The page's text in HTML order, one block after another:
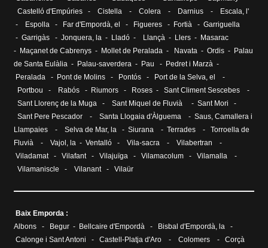
Castelló d'Empúries - Cistella - Colera - Darnius - Escala, l '
-
Espolla - Far d'Empordà, el - Figueres - Fortià - Garriguella
- Garrigàs - Jonquera, la - Lladó - Llançà - Llers -
Masarac
-
Maçanet de Cabrenys - Mollet de Peralada - Navata - Ordis -
Palau
de Santa Eulàlia - Palau-saverdera - Pau - Pedret i Marzà -
Peralada - Pont de Molins - Pontós - Port de la Selva, el
-
Portbou - Rabós - Riumors - Roses - Sant Climent Sescebes -
Sant Llorenç de la Muga - Sant Miquel de Fluvià - Sant Mori -
Sant Pere Pescador - Santa Llogaia d'Àlguema - Saus, Camallera i
Llampaies - Selva de Mar, la - Siurana - Terrades - Torroella de
Fluvià - Vajol, la - Ventalló - Vila-sacra - Vilabertran -
Viladamat- Vilafant- Vilajuïga - Vilamacolum - Vilamalla -
Vilamaniscle
- Vilanant- Vilaür
Baix Emporda :
Albons
- Begur - Bellcaire d'Empordà - Bisbal d'Empordà, la -
Calonge i Sant Antoni
- Castell-Platja d'Aro - Colomers - Corçà